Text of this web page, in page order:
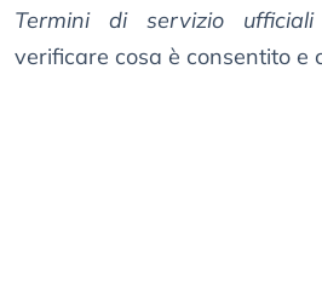
Termini di servizio
verificare cosa è consentito e